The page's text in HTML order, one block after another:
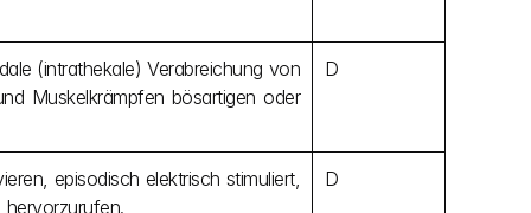
(intrathekale) Verabreichung von
Muskelkrämpfen bösartigen oder
D
episodisch elektrisch stimuliert,
D